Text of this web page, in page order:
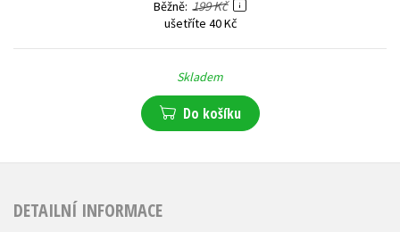
Běžně 199 Kč
ušetříte 40 Kč
Skladem
Do košíku
DETAILNÍ INFORMACE